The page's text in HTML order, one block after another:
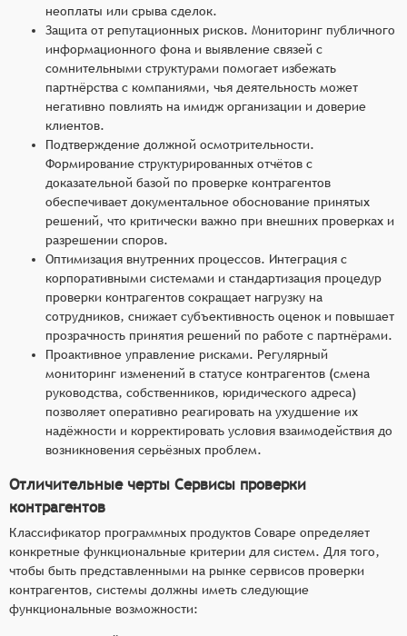
неоплаты или срыва сделок.
Защита от репутационных рисков. Мониторинг публичного
информационного фона и выявление связей с
сомнительными структурами помогает избежать
партнёрства с компаниями, чья деятельность может
негативно повлиять на имидж организации и доверие
клиентов.
Подтверждение должной осмотрительности.
Формирование структурированных отчётов с
доказательной базой по проверке контрагентов
обеспечивает документальное обоснование принятых
решений, что критически важно при внешних проверках и
разрешении споров.
Оптимизация внутренних процессов. Интеграция с
корпоративными системами и стандартизация процедур
проверки контрагентов сокращает нагрузку на
сотрудников, снижает субъективность оценок и повышает
прозрачность принятия решений по работе с партнёрами.
Проактивное управление рисками. Регулярный
мониторинг изменений в статусе контрагентов (смена
руководства, собственников, юридического адреса)
позволяет оперативно реагировать на ухудшение их
надёжности и корректировать условия взаимодействия до
возникновения серьёзных проблем.
Отличительные черты Сервисы проверки
контрагентов
Классификатор программных продуктов Соваре определяет
конкретные функциональные критерии для систем. Для того,
чтобы быть представленными на рынке сервисов проверки
контрагентов, системы должны иметь следующие
функциональные возможности: